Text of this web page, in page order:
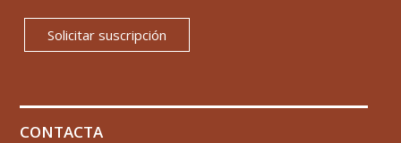
Solicitar suscripción
CONTACTA